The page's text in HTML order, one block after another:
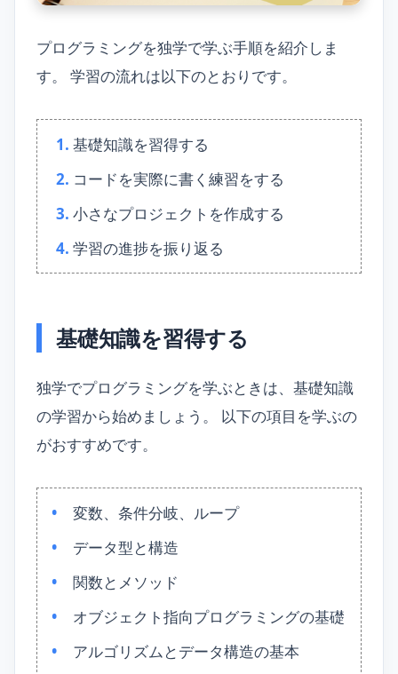
プログラミングを独学で学ぶ手順を紹介しま
す。 学習の流れは以下のとおりです。
基礎知識を習得する
コードを実際に書く練習をする
小さなプロジェクトを作成する
学習の進捗を振り返る
基礎知識を習得する
独学でプログラミングを学ぶときは、基礎知識
の学習から始めましょう。 以下の項目を学ぶの
がおすすめです。
変数、条件分岐、ループ
データ型と構造
関数とメソッド
オブジェクト指向プログラミングの基礎
アルゴリズムとデータ構造の基本